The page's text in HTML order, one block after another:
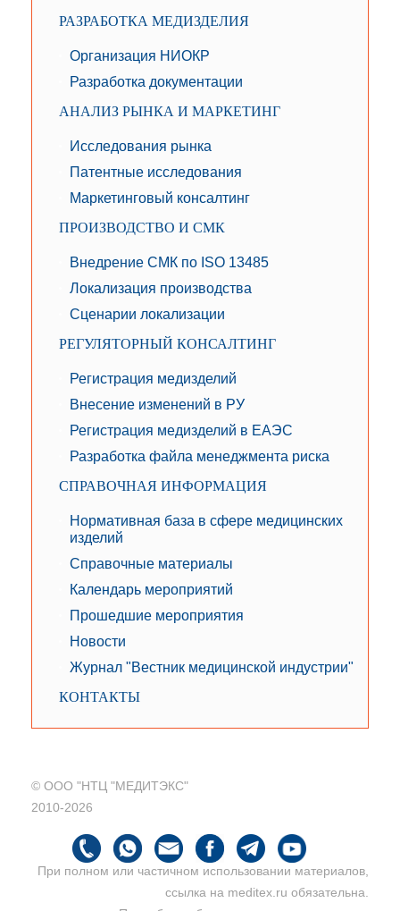
РАЗРАБОТКА МЕДИЗДЕЛИЯ
Организация НИОКР
Разработка документации
АНАЛИЗ РЫНКА И МАРКЕТИНГ
Исследования рынка
Патентные исследования
Маркетинговый консалтинг
ПРОИЗВОДСТВО И СМК
Внедрение СМК по ISO 13485
Локализация производства
Сценарии локализации
РЕГУЛЯТОРНЫЙ КОНСАЛТИНГ
Регистрация медизделий
Внесение изменений в РУ
Регистрация медизделий в ЕАЭС
Разработка файла менеджмента риска
СПРАВОЧНАЯ ИНФОРМАЦИЯ
Нормативная база в сфере медицинских
изделий
Справочные материалы
Календарь мероприятий
Прошедшие мероприятия
Новости
Журнал "Вестник медицинской индустрии"
КОНТАКТЫ
© ООО "НТЦ "МЕДИТЭКС"
2010-2026
При полном или частичном использовании материалов,
ссылка на meditex.ru обязательна.